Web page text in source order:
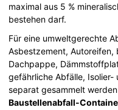
maximal aus 5 %
bestehen darf.
Für eine umweltgerechte
Asbestzement, Autoreifen,
Dachpappe,
gefährliche Abfälle, Isolier-
separat gesammelt
Baustellenabfall-